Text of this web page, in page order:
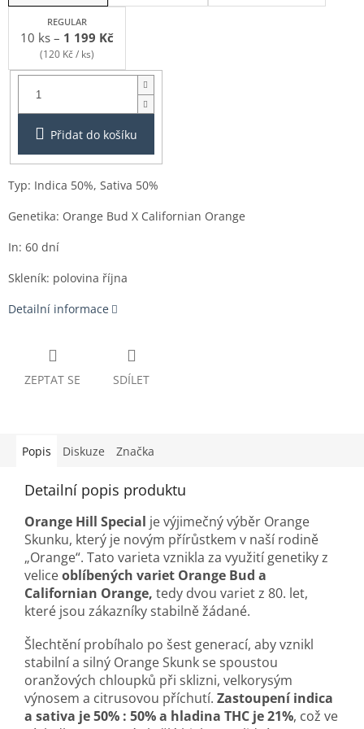
REGULAR
10 ks – 1 199 Kč
(120 Kč / ks)
Balení:
Přidat do košíku
Typ: Indica 50%, Sativa 50%
Genetika: Orange Bud X Californian Orange
In: 60 dní
Skleník: polovina října
Detailní informace
ZEPTAT SE SDÍLET
Popis Diskuze Značka
Detailní popis produktu
Orange Hill Special je výjimečný výběr Orange
Skunku, který je novým přírůstkem v naší rodině
„Orange“. Tato varieta vznikla za využití genetiky z
veliceoblíbených variet Orange Bud a
Californian Orange, tedy dvou variet z 80. let,
které jsou zákazníky stabilně žádané.
Šlechtění probíhalo po šest generací, aby vznikl
stabilní a silný Orange Skunk se spoustou
oranžových chloupků při sklizni, velkorysým
výnosem a citrusovou příchutí. Zastoupení indica
a sativa je 50% : 50% a hladina THC je 21%, což ve